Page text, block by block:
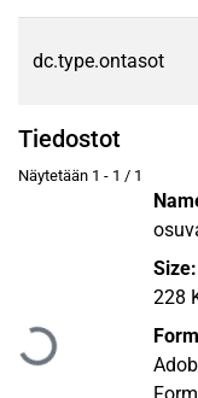
dc.type.ontasot
Tiedostot
Näytetään 1 - 1 / 1
Ladataan...
Size:
228